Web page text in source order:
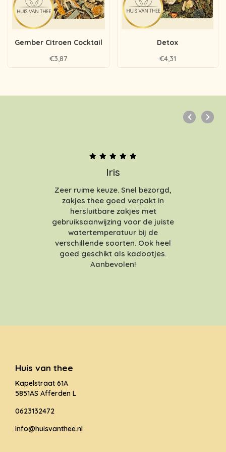
Gember Citroen Cocktail
€3,87
Detox
€4,31
Iris
Zeer ruime keuze. Snel bezorgd,
zakjes thee goed verpakt in
hersluitbare zakjes met
gebruiksaanwijzing voor de juiste
watertemperatuur bij de
verschillende soorten. Ook heel
goed geschikt als kadootjes.
Aanbevolen!
Huis van thee
Kapelstraat 61A
5851AS Afferden L
0623132472
info@huisvanthee.nl